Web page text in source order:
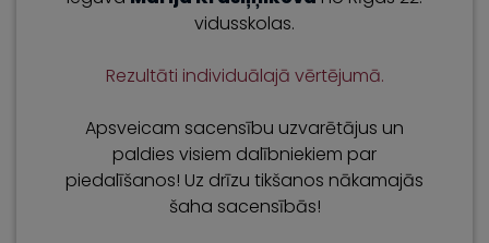
vidusskolas.
Rezultāti individuālajā vērtējumā.
Apsveicam sacensību uzvarētājus un
paldies visiem dalībniekiem par
piedalīšanos! Uz drīzu tikšanos nākamajās
šaha sacensībās!